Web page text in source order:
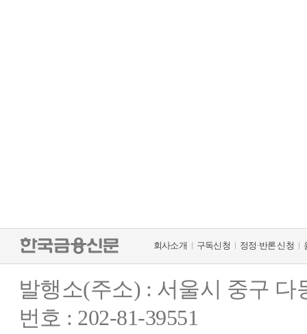
회사소개 구독신청 정정·반론 신청
발행소(주소) : 서울시 중구
번호 : 202-81-39551